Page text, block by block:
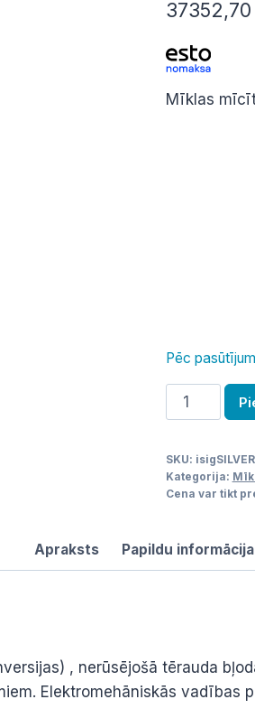
37352,70
Mīklas
Pēc
Mīklas
mīcītājs
/
Silver120
SKU:
Kategorija:
Cena var tikt
Apraksts Papildu informācija
, nerūsējošā tērauda
Elektromehāniskās